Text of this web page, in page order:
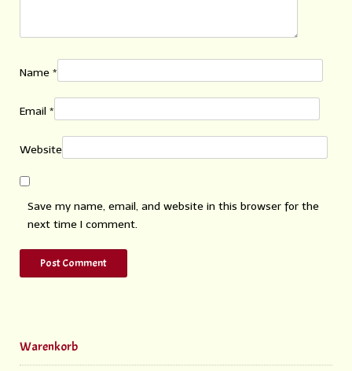
Name *
Email *
Website
Save my name, email, and website in this browser for the
next time I comment.
Warenkorb